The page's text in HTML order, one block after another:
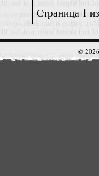
Страница 1
©